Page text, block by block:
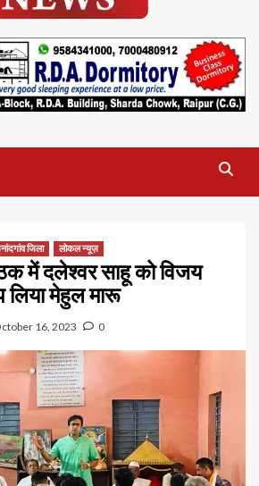
जिला लोकल न्यूज़
में दलेश्वर साहू को विजय
मेहुल मारू
16, 2023 0